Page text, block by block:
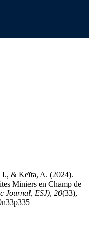
I., & Keïta, A. (2024).
Miniers en Champ de
Journal, ESJ), 20(33),